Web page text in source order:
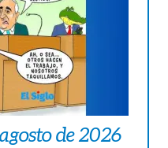
de 2026